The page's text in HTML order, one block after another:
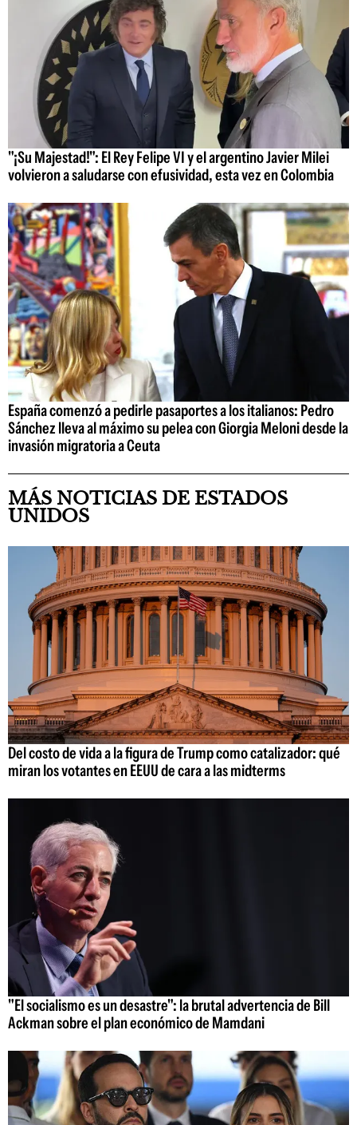
"¡Su Majestad!": El Rey Felipe VI y el argentino Javier Milei
volvieron a saludarse con efusividad, esta vez en Colombia
España comenzó a pedirle pasaportes a los italianos: Pedro
Sánchez lleva al máximo su pelea con Giorgia Meloni desde la
invasión migratoria a Ceuta
MÁS NOTICIAS DE ESTADOS
UNIDOS
Del costo de vida a la figura de Trump como catalizador: qué
miran los votantes en EEUU de cara a las midterms
"El socialismo es un desastre": la brutal advertencia de Bill
Ackman sobre el plan económico de Mamdani